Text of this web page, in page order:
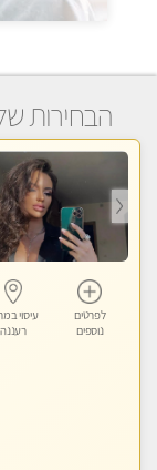
הבחירות
לפרטים
נוספים
עיסוי
רעננה